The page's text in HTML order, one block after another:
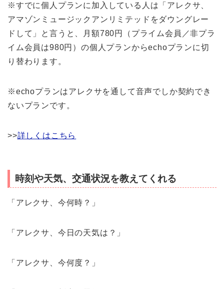
※すでに個人プランに加入している人は「アレクサ、
アマゾンミュージックアンリミテッドをダウングレー
ドして」と言うと、月額780円（プライム会員／非プラ
イム会員は980円）の個人プランからechoプランに切
り替わります。
※echoプランはアレクサを通して音声でしか契約でき
ないプランです。
>>詳しくはこちら
時刻や天気、交通状況を教えてくれる
「アレクサ、今何時？」
「アレクサ、今日の天気は？」
「アレクサ、今何度？」